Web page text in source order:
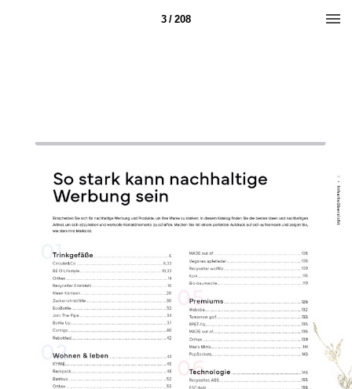
3 / 208